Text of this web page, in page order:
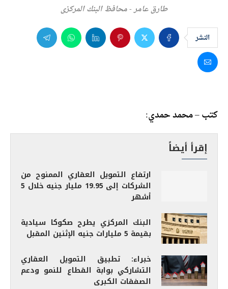
طارق عامر - محافظ البنك المركزي
النشر
كتب – محمد حمدي:
إقرأ أيضاً
ارتفاع التمويل العقاري الممنوح من
الشركات إلى 19.95 مليار جنيه خلال 5
أشهر
البنك المركزي يطرح صكوكا سيادية
بقيمة 5 مليارات جنيه الإثنين المقبل
خبراء: تطبيق التمويل العقاري
التشاركي بوابة القطاع للنمو ودعم
الصفقات الكبرى